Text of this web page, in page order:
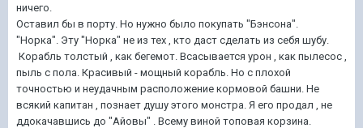
ничего.
Оставил бы в порту. Но нужно было покупать "Бэнсона".
"Норка". Эту "Норка" не из тех , кто даст сделать из себя шубу.
Корабль толстый , как бегемот. Всасывается урон , как пылесос ,
пыль с пола. Красивый - мощный корабль. Но с плохой
точностью и неудачным расположение кормовой башни. Не
всякий капитан , познает душу этого монстра. Я его продал , не
ддокачавшись до "Айовы" . Всему виной топовая корзина.